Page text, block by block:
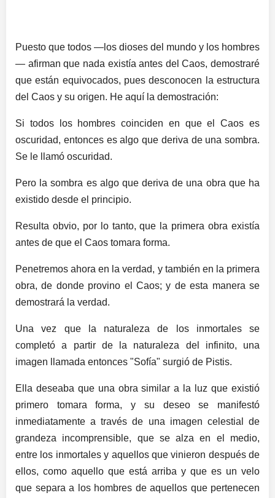
Puesto que todos —los dioses del mundo y los hombres
— afirman que nada existía antes del Caos, demostraré
que están equivocados, pues desconocen la estructura
del Caos y su origen. He aquí la demostración:
Si todos los hombres coinciden en que el Caos es
oscuridad, entonces es algo que deriva de una sombra.
Se le llamó oscuridad.
Pero la sombra es algo que deriva de una obra que ha
existido desde el principio.
Resulta obvio, por lo tanto, que la primera obra existía
antes de que el Caos tomara forma.
Penetremos ahora en la verdad, y también en la primera
obra, de donde provino el Caos; y de esta manera se
demostrará la verdad.
Una vez que la naturaleza de los inmortales se
completó a partir de la naturaleza del infinito, una
imagen llamada entonces "Sofía" surgió de Pistis.
Ella deseaba que una obra similar a la luz que existió
primero tomara forma, y ​​su deseo se manifestó
inmediatamente a través de una imagen celestial de
grandeza incomprensible, que se alza en el medio,
entre los inmortales y aquellos que vinieron después de
ellos, como aquello que está arriba y que es un velo
que separa a los hombres de aquellos que pertenecen